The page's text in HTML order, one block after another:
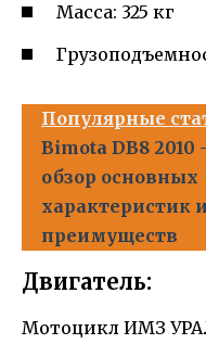
Масса: 325 кг
Популярные
Bimota DB8
обзор основных
характеристик и
преимуществ
Двигатель:
Мотоцикл ИМЗ УРАЛ